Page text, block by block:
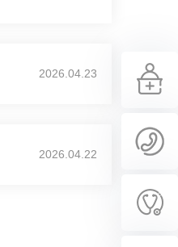
2026.04.23
2026.04.22